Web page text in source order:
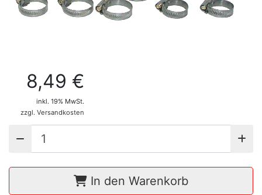
8,49 €
inkl. 19% MwSt.
zzgl. Versandkosten
In den Warenkorb